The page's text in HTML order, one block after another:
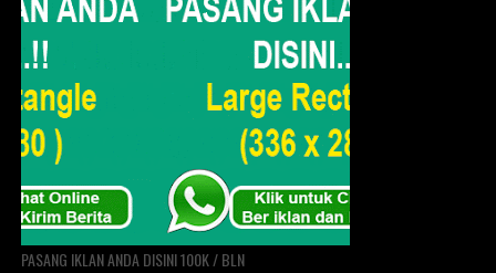
PASANG IKLAN ANDA DISINI 100K / BLN